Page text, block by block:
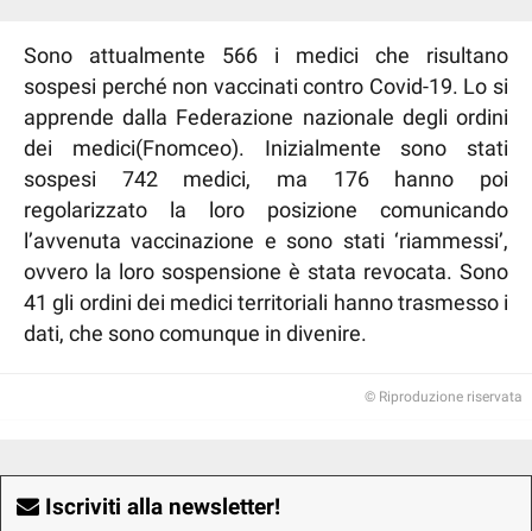
Sono attualmente 566 i medici che risultano
sospesi perché non vaccinati contro Covid-19. Lo si
apprende dalla Federazione nazionale degli ordini
dei medici(Fnomceo). Inizialmente sono stati
sospesi 742 medici, ma 176 hanno poi
regolarizzato la loro posizione comunicando
l’avvenuta vaccinazione e sono stati ‘riammessi’,
ovvero la loro sospensione è stata revocata. Sono
41 gli ordini dei medici territoriali hanno trasmesso i
dati, che sono comunque in divenire.
© Riproduzione riservata
Iscriviti alla newsletter!